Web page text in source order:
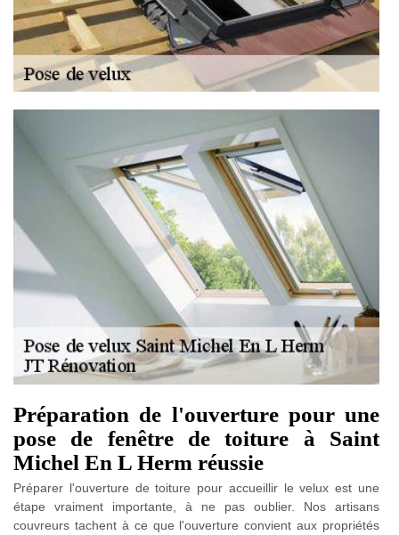
Préparation de l'ouverture pour une
pose de fenêtre de toiture à Saint
Michel En L Herm réussie
Préparer l'ouverture de toiture pour accueillir le velux est une
étape vraiment importante, à ne pas oublier. Nos artisans
couvreurs tachent à ce que l'ouverture convient aux propriétés